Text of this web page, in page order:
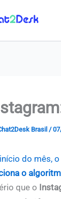
Brasil /
do mês, o
o
que o